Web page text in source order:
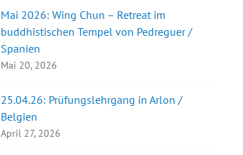
Mai 2026: Wing Chun – Retreat im
buddhistischen Tempel von Pedreguer /
Spanien
Mai 20, 2026
25.04.26: Prüfungslehrgang in Arlon /
Belgien
April 27, 2026